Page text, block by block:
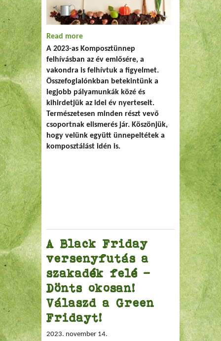
Read more
eredmények és beszámoló
A 2023-as Komposztünnep
felhívásban az év emlősére, a
vakondra is felhívtuk a figyelmet.
Összefoglalónkban betekintünk a
legjobb pályamunkák közé és
kihirdetjük az idei év nyerteseit.
Természetesen minden részt vevő
csoportnak elismerés jár. Köszönjük,
hogy velünk együtt ünnepeltétek a
komposztálást idén is.
A Black Friday
versenyfutás a
szakadék felé –
Dönts okosan!
Válaszd a Green
Fridayt!
2023. november 14.